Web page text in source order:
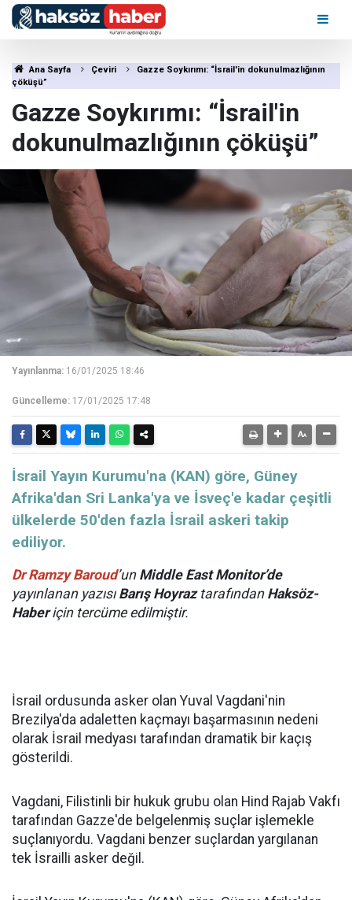
Ana Sayfa Çeviri
Gazze Soykırımı: “İsrail'in dokunulmazlığının
çöküşü”
Gazze Soykırımı: “İsrail'in
dokunulmazlığının çöküşü”
Yayınlanma: 16/01/2025 18:46
Güncelleme: 17/01/2025 17:48
İsrail Yayın Kurumu'na (KAN) göre, Güney
Afrika'dan Sri Lanka'ya ve İsveç'e kadar çeşitli
ülkelerde 50'den fazla İsrail askeri takip
ediliyor.
Dr Ramzy Baroud’un Middle East Monitor’de
yayınlanan yazısı Barış Hoyraztarafından Haksöz-
Haberiçin tercüme edilmiştir.
İsrail ordusunda asker olan Yuval Vagdani'nin
Brezilya'da adaletten kaçmayı başarmasının nedeni
olarak İsrail medyası tarafından dramatik bir kaçış
gösterildi.
Vagdani, Filistinli bir hukuk grubu olan Hind Rajab Vakfı
tarafından Gazze'de belgelenmiş suçlar işlemekle
suçlanıyordu. Vagdani benzer suçlardan yargılanan
tek İsrailli asker değil.